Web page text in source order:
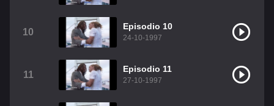
10
Episodio 10
24-10-1997
11
Episodio 11
27-10-1997